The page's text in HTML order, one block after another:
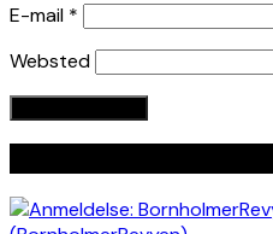
E-mail *
Websted